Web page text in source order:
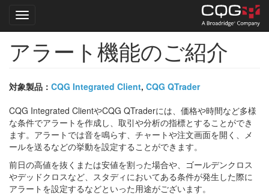
Skip
content
Toggle navigation
アラート機能のご紹介
対象製品： CQG Integrated Client, CQG QTrader
CQG Integrated ClientやCQG QTraderには、価格や時間など多様
な条件でアラートを作成し、取引や分析の指標とすることができ
ます。アラートでは音を鳴らす、チャートや注文画面を開く、メ
ールを送るなどの挙動を設定することができます。
前日の高値を抜くまたは安値を割った場合や、ゴールデンクロス
やデッドクロスなど、スタディにおいてある条件が発生した際に
アラートを設定するなどといった用途がございます。